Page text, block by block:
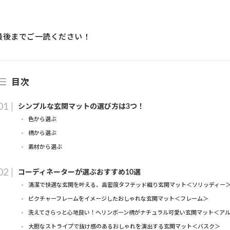
後までご一読ください！
目次
シンプルな玄関マットの選び方は3つ！
色から選ぶ
柄から選ぶ
素材から選ぶ
コーディネーターが選ぶおすすめ10選
清潔で快適な玄関を叶える、高密度タフテッド織り玄関マット＜ソリッディー＞
ピクチャーフレームをイメージしたおしゃれな玄関マット＜フレーム＞
洗えてさらっと心地良い！ヘリンボーン柄がナチュラル可愛い玄関マット＜ア
大胆なストライプで抜け感のあるおしゃれを演出する玄関マット＜バスク＞